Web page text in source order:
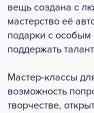
вещь создана с
мастерство её
подарки с
поддержать
Мастер‑классы
возможность
творчестве,